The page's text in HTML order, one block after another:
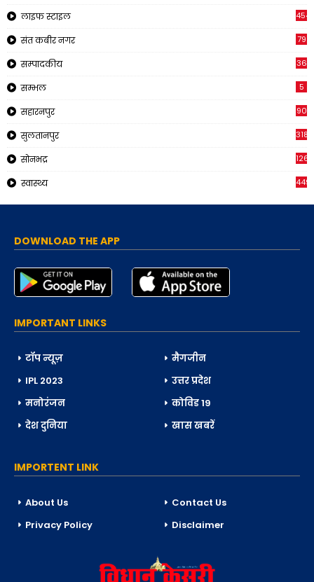
लाइफ स्टाइल 454
संत कबीर नगर 79
सम्पादकीय 36
सम्भल 5
सहारनपुर 90
सुलतानपुर 318
सोनभद्र 1266
स्वास्थ्य 449
DOWNLOAD THE APP
IMPORTANT LINKS
टॉप न्यूज़
मैगजीन
IPL 2023
उत्तर प्रदेश
मनोरंजन
कोविड 19
देश दुनिया
खास खबरें
IMPORTENT LINK
About Us
Contact Us
Privacy Policy
Disclaimer